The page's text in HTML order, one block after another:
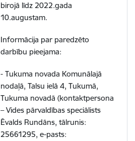
birojā līdz 2022.gada
10.augustam.
Informācija par paredzēto
darbību pieejama:
- Tukuma novada Komunālajā
nodaļā, Talsu ielā 4, Tukumā,
Tukuma novadā (kontaktpersona
– Vides pārvaldības speciālists
Ēvalds Rundāns, tālrunis:
25661295, e-pasts: